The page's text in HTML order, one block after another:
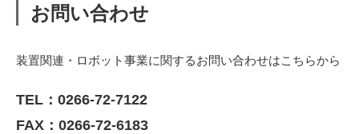
お問い合わせ
装置関連・ロボット事業に関するお問い合わせはこちらから
TEL： 0266-72-7122
FAX：0266-72-6183